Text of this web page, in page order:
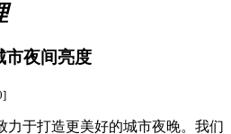
市夜间亮度
力于打造更美好的城市夜晚。我们